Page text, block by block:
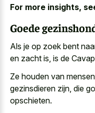
For more insights,
Goede
Als je op zoek bent
en zacht is, is de
Ze houden van
gezinsdieren zijn, die
opschieten.